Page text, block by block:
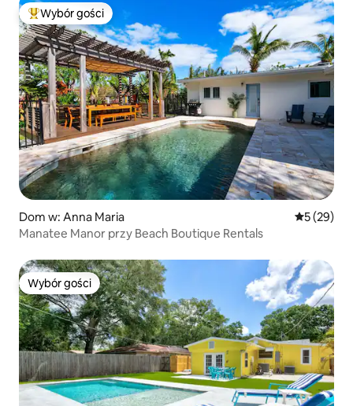
Najpopularniejsze z kategorii Wybór gości
Wybór gości
Dom w: Anna Maria Średnia
5 (29)
Manatee Manor przy Beach Boutique Rentals
Wybór gości
Wybór gości